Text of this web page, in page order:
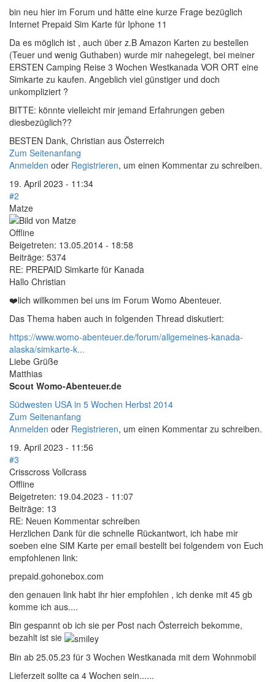
bin neu hier im Forum und hätte eine kurze Frage bezüglich
Internet Prepaid Sim Karte für Iphone 11
Da es möglich ist , auch über z.B Amazon Karten zu bestellen
(Teuer und wenig Guthaben) wurde mir nahegelegt, bei meiner
ERSTEN Camping Reise 3 Wochen Westkanada VOR ORT eine
Simkarte zu kaufen. Angeblich viel günstiger und doch
unkompliziert ?
BITTE: könnte vielleicht mir jemand Erfahrungen geben
diesbezüglich??
BESTEN Dank, Christian aus Österreich
Zum Seitenanfang
Anmelden oder Registrieren, um einen Kommentar zu schreiben.
19. April 2023 - 11:34
#2
Matze
Offline
Beigetreten: 13.05.2014 - 18:58
Beiträge: 5374
RE: PREPAID Simkarte für Kanada
Hallo Christian
❤️lich willkommen bei uns im Forum Womo Abenteuer.
Das Thema haben auch in folgenden Thread diskutiert:
https://www.womo-abenteuer.de/forum/allgemeines-kanada-
alaska/simkarte-k...
Liebe Grüße
Matthias
Scout Womo-Abenteuer.de
Südwesten USA in 5 Wochen Herbst 2014
Zum Seitenanfang
Anmelden oder Registrieren, um einen Kommentar zu schreiben.
19. April 2023 - 11:56
#3
Crisscross Vollcrass
Offline
Beigetreten: 19.04.2023 - 11:07
Beiträge: 13
RE: Neuen Kommentar schreiben
Herzlichen Dank für die schnelle Rückantwort, ich habe mir
soeben eine SIM Karte per email bestellt bei folgendem von Euch
empfohlenen link:
prepaid.gohonebox.com
den genauen link habt ihr hier empfohlen , ich denke mit 45 gb
komme ich aus....
Bin gespannt ob ich sie per Post nach Österreich bekomme,
bezahlt ist sie
Bin ab 25.05.23 für 3 Wochen Westkanada mit dem Wohnmobil
Lieferzeit sollte ca 4 Wochen sein......